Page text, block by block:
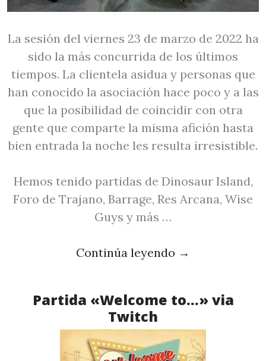
La sesión del viernes 23 de marzo de 2022 ha
sido la más concurrida de los últimos
tiempos. La clientela asidua y personas que
han conocido la asociación hace poco y a las
que la posibilidad de coincidir con otra
gente que comparte la misma afición hasta
bien entrada la noche les resulta irresistible.
Hemos tenido partidas de Dinosaur Island,
Foro de Trajano, Barrage, Res Arcana, Wise
Guys y más …
Continúa leyendo →
Partida «Welcome to…» via
Twitch